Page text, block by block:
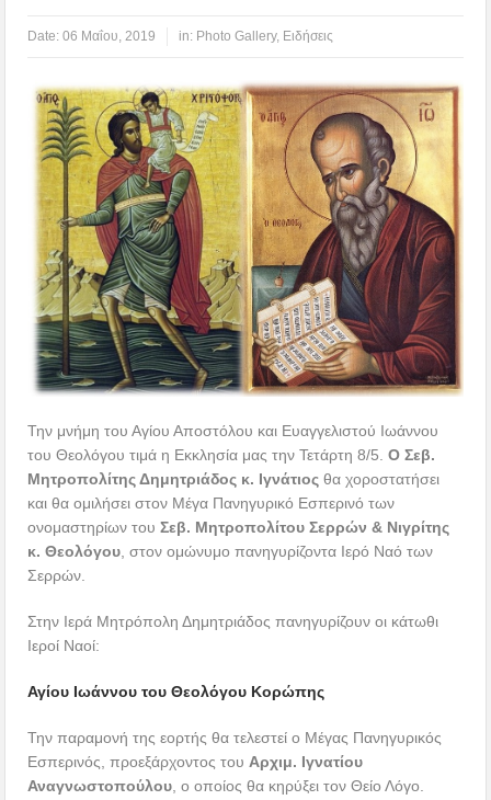
Date:06 Μαΐου, 2019 in: Photo Gallery, Ειδήσεις
Την μνήμη του Αγίου Αποστόλου και Ευαγγελιστού Ιωάννου
του Θεολόγου τιμά η Εκκλησία μας την Τετάρτη 8/5.Ο Σεβ.
Μητροπολίτης Δημητριάδος κ. Ιγνάτιος θα χοροστατήσει
και θα ομιλήσει στον Μέγα Πανηγυρικό Εσπερινό των
ονομαστηρίων τουΣεβ. Μητροπολίτου Σερρών & Νιγρίτης
κ. Θεολόγου , στον ομώνυμο πανηγυρίζοντα Ιερό Ναό των
Σερρών.
Στην Ιερά Μητρόπολη Δημητριάδος πανηγυρίζουν οι κάτωθι
Ιεροί Ναοί:
Αγίου Ιωάννου του Θεολόγου Κορώπης
Την παραμονή της εορτής θα τελεστεί ο Μέγας Πανηγυρικός
Εσπερινός, προεξάρχοντος του Αρχιμ. Ιγνατίου
Αναγνωστοπούλου , ο οποίος θα κηρύξει τον Θείο Λόγο.